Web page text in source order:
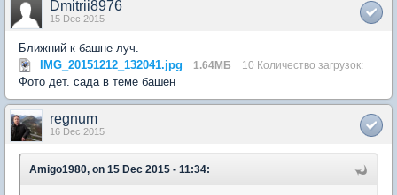
Dmitrii8976
15 Dec 2015
Ближний к башне луч.
IMG_20151212_132041.jpg
1.64МБ 10 Количество загрузок:
Фото дет. сада в теме башен
regnum
16 Dec 2015
Amigo1980, on 15 Dec 2015 - 11:34: